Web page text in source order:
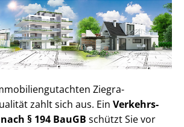
Ziegra-
zahlt sich aus. Ein Ver­kehrs­
§ 194 BauGB schützt Sie vor